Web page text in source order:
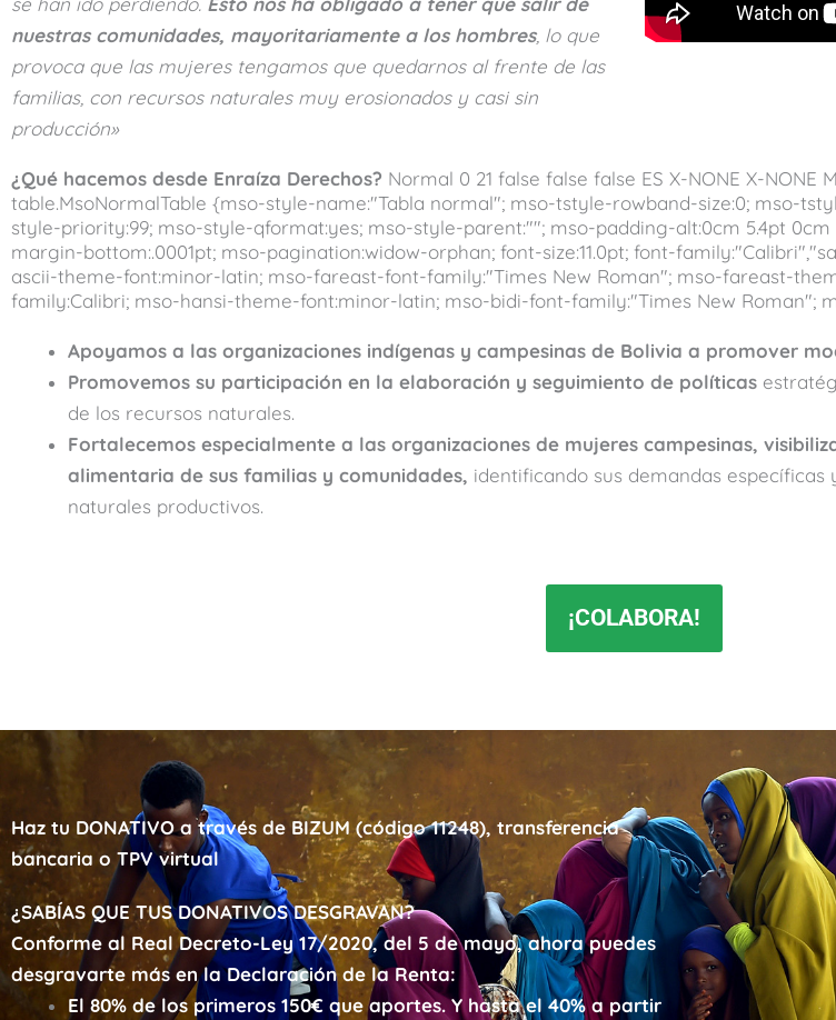
nuestras comunidades, mayoritariamente a los hombres, lo que
provoca que las mujeres tengamos que quedarnos al frente de las
familias, con recursos naturales muy erosionados y casi sin
producción»
¿Qué hacemos desde Enraíza Derechos? Normal 0 21 false false false ES X-NONE X-NONE
table.MsoNormalTable {mso-style-name:"Tabla normal"; mso-tstyle-rowband-size:0; mso-
style-priority:99; mso-style-qformat:yes; mso-style-parent:""; mso-padding-alt:0cm 5.4pt
margin-bottom:.0001pt; mso-pagination:widow-orphan; font-size:11.0pt; font-
ascii-theme-font:minor-latin; mso-fareast-font-family:"Times New Roman"; mso-fareast-
family:Calibri; mso-hansi-theme-font:minor-latin; mso-bidi-font-family:"Times New Roman";
Apoyamos a las organizaciones indígenas y campesinas de Bolivia a promover
Promovemos su participación en la elaboración y seguimiento de políticas
de los recursos naturales.
Fortalecemos especialmente a las organizaciones de mujeres campesinas,
alimentaria de sus familias y comunidades, identificando sus demandas
naturales productivos.
¡COLABORA!
Haz tu DONATIVO a través de BIZUM (código 11248), transferencia
bancaria o TPV virtual
¿SABÍAS QUE TUS DONATIVOS DESGRAVAN?
Conforme al Real Decreto-Ley 17/2020, del 5 de mayo, ahora puedes
desgravarte más en la Declaración de la Renta:
El 80% de los primeros 150€ que aportes. Y hasta el 40% a partir